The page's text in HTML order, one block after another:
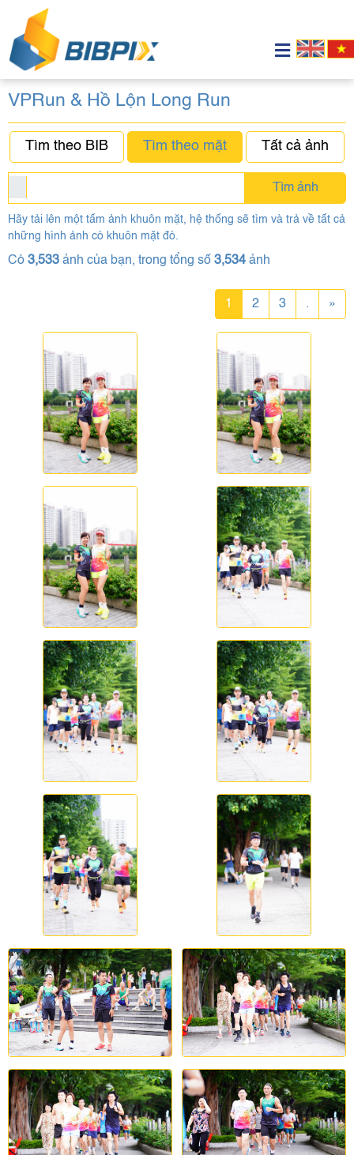
VPRun & Hồ Lộn Long Run
Tìm theo BIB Tìm theo mặt Tất cả ảnh
Tìm ảnh
Hãy tải lên một tấm ảnh khuôn mặt, hệ thống sẽ tìm và trả về tất cả
những hình ảnh có khuôn mặt đó.
Có 3,533 ảnh của bạn, trong tổng số 3,534 ảnh
1 2 3 . »